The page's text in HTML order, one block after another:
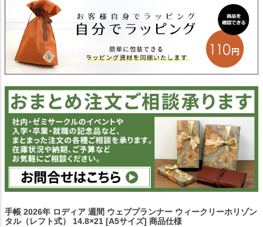
手帳 2026年 ロディア 週間 ウェブプランナー ウィークリーホリゾン
タル（レフト式） 14.8×21 [A5サイズ] 商品仕様